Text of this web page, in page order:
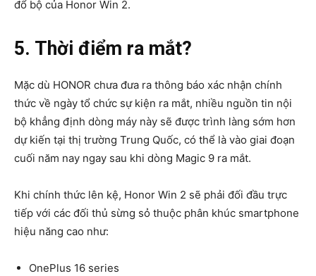
đổ bộ của Honor Win 2.
5. Thời điểm ra mắt?
Mặc dù HONOR chưa đưa ra thông báo xác nhận chính
thức về ngày tổ chức sự kiện ra mắt, nhiều nguồn tin nội
bộ khẳng định dòng máy này sẽ được trình làng sớm hơn
dự kiến tại thị trường Trung Quốc, có thể là vào giai đoạn
cuối năm nay ngay sau khi dòng Magic 9 ra mắt.
Khi chính thức lên kệ, Honor Win 2 sẽ phải đối đầu trực
tiếp với các đối thủ sừng sỏ thuộc phân khúc smartphone
hiệu năng cao như:
OnePlus 16 series